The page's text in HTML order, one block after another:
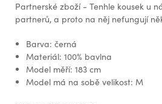
Partnerské zboží - Tenhle kousek u
partnerů, a proto na něj nefungují
Barva: černá
Materiál: 100% bavlna
Model měří: 183 cm
Model má na sobě velikost: M